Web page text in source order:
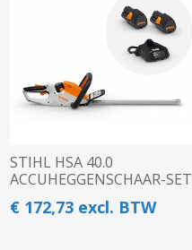
STIHL HSA 40.0
ACCUHEGGENSCHAAR-SET
€ 172,73 excl. BTW